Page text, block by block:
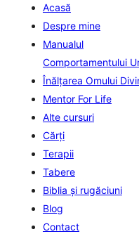
Acasă
Despre mine
Manualul
Comportamentului
Înălţarea Omului
Mentor For Life
Alte cursuri
Cărți
Terapii
Tabere
Biblia şi rugăciuni
Blog
Contact